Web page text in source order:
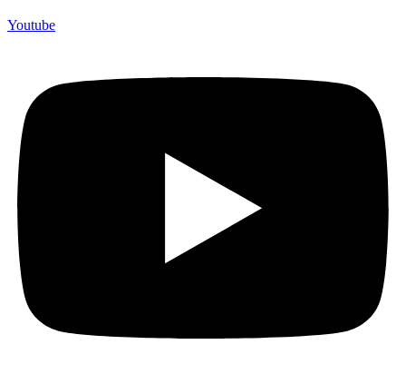
Youtube